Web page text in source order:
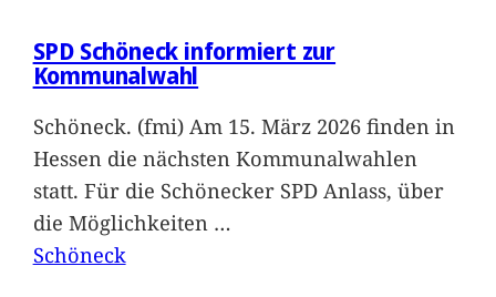
SPD Schöneck informiert zur
Kommunalwahl
Schöneck. (fmi) Am 15. März 2026 finden in
Hessen die nächsten Kommunalwahlen
statt. Für die Schönecker SPD Anlass, über
die Möglichkeiten …
Schöneck